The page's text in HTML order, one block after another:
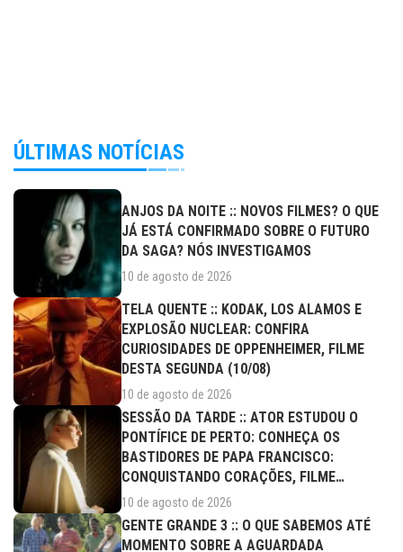
ÚLTIMAS NOTÍCIAS
ANJOS DA NOITE :: NOVOS FILMES? O QUE
JÁ ESTÁ CONFIRMADO SOBRE O FUTURO
DA SAGA? NÓS INVESTIGAMOS
10 de agosto de 2026
TELA QUENTE :: KODAK, LOS ALAMOS E
EXPLOSÃO NUCLEAR: CONFIRA
CURIOSIDADES DE OPPENHEIMER, FILME
DESTA SEGUNDA (10/08)
10 de agosto de 2026
SESSÃO DA TARDE :: ATOR ESTUDOU O
PONTÍFICE DE PERTO: CONHEÇA OS
BASTIDORES DE PAPA FRANCISCO:
CONQUISTANDO CORAÇÕES, FILME
DESTA...
10 de agosto de 2026
GENTE GRANDE 3 :: O QUE SABEMOS ATÉ
MOMENTO SOBRE A AGUARDADA